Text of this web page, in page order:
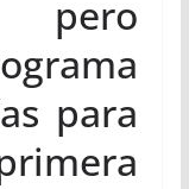
pero
para